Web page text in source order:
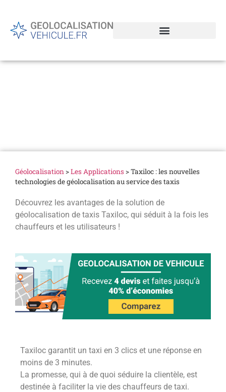
Géolocalisation>Les Applications >Taxiloc : les nouvelles
technologies de géolocalisation au service des taxis
Découvrez les avantages de la solution de
géolocalisation de taxis Taxiloc, qui séduit à la fois les
chauffeurs et les utilisateurs !
Taxiloc garantit un taxi en 3 clics et une réponse en
moins de 3 minutes.
La promesse, qui à de quoi séduire la clientèle, est
destinée à faciliter la vie des chauffeurs de taxi.